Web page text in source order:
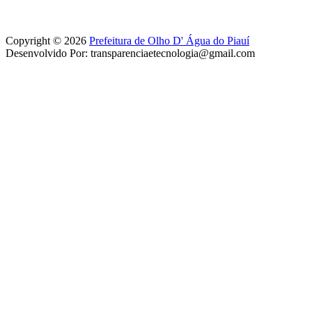
Copyright © 2026 Prefeitura de Olho D' Água do Piauí
Desenvolvido Por: transparenciaetecnologia@gmail.com